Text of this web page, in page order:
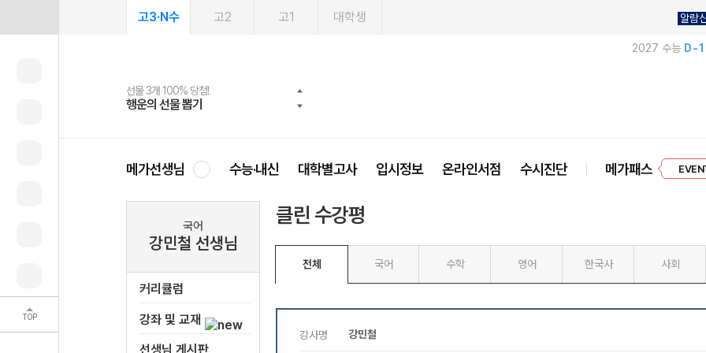
TOP
고3·N수 고2 고1 대학생 알람
2027 수능 D-
선물 3개 100% 당첨!
행운의 선물 뽑기
선물 100% 증정!
메가스터디 X 올리브
여름방학 스터디 캐시백
메가런 썸머스쿨
2027 러셀 단과
강사 공개선발
스마트러닝앱
설문 EVENT
메가패스
3일 무료 체험권
메가패스 수강생 무료혜택!
메가클럽 멤버십
사회공헌 캠페인
희망이룸 메가나눔
메가선생님 수능·내신 대학별고사 입시정보 온라인서점 수시진단 메가패스
국어
강민철 선생님
커리큘럼
강좌 및 교재
선생님 게시판
클린 수강평
전체 국어 수학 영어 한국사 사회